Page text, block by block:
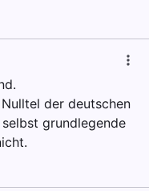
der deutschen
grundlegende